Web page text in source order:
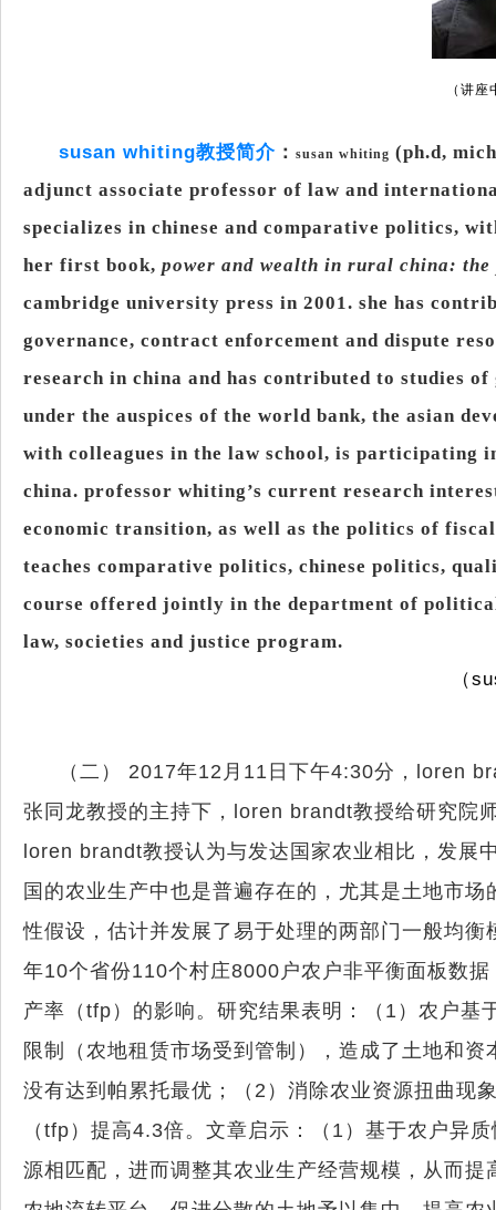
（讲座
susan whiting教授简介 ： susan whiting (ph.d,
adjunct associate professor of law and
specializes in chinese and comparative politics,
her first book, power and wealth in rural china:
cambridge university press in 2001. she has
governance, contract enforcement and dispute
research in china and has contributed to studies
under the auspices of the world bank, the asian
with colleagues in the law school, is participating
china. professor whiting’s current research
economic transition, as well as the politics of
teaches comparative politics, chinese politics,
course offered jointly in the department of
law, societies and justice program.
（
（二） 2017年12 月 11 日下午4:30分，
loren
张同龙教授的主持下，
loren brandt教授给研究院
loren brandt教授认为与发达国家农业相比，发展
国的农业生产中也是普遍存在的，尤其是土地市场
性假设，估计并发展了易于处理的两部门一般均
年10个省份110个村庄8000 户农户非平衡面板数
产率（ tfp ）的影响。研究结果表明：（ 1 ）农户基
限制（农地租赁市场受到管制），造成了土地和
没有达到帕累托最优；（ 2 ）消除农业资源扭曲现
（ tfp ）提高4.3倍。文章启示：（ 1 ）基于农户异
源相匹配，进而调整其农业生产经营规模，从而提